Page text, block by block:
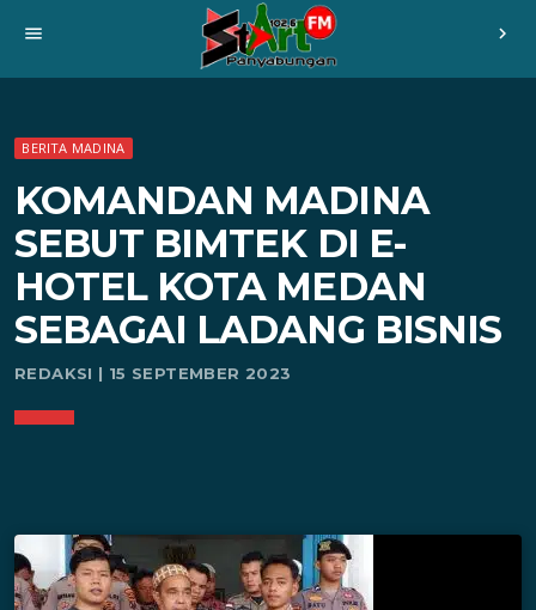
menu chevron_right
BERITA MADINA
KOMANDAN MADINA
SEBUT BIMTEK DI E-
HOTEL KOTA MEDAN
SEBAGAI LADANG BISNIS
REDAKSI | 15 SEPTEMBER 2023